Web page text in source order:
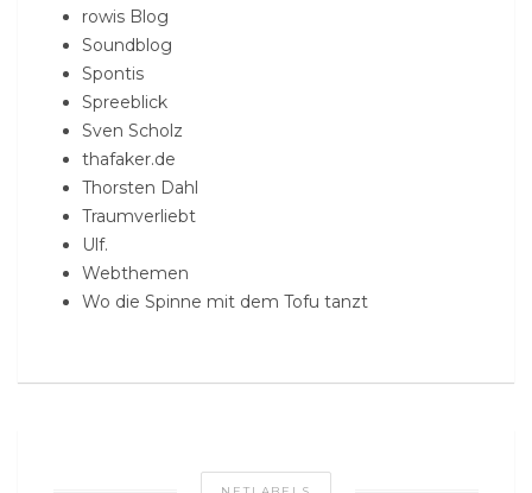
rowis Blog
Soundblog
Spontis
Spreeblick
Sven Scholz
thafaker.de
Thorsten Dahl
Traumverliebt
Ulf.
Webthemen
Wo die Spinne mit dem Tofu tanzt